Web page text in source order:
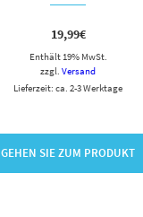
19,99€
Enthält 19% MwSt.
zzgl. Versand
Lieferzeit: ca. 2-3 Werktage
GEHEN SIE ZUM PRODUKT